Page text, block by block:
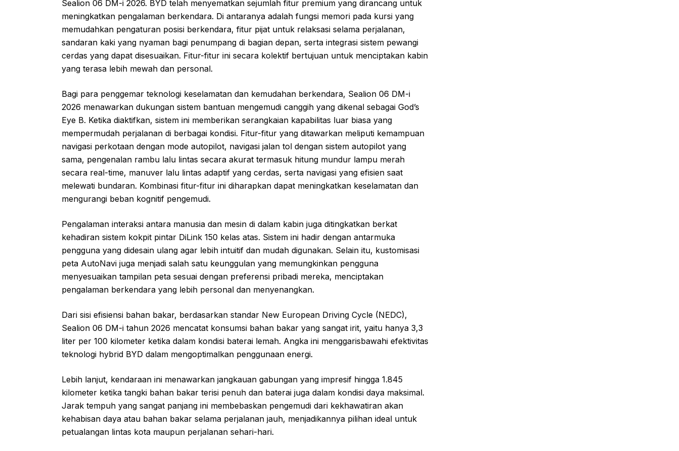
Sealion 06 DM-i 2026. BYD telah menyematkan sejumlah fitur premium yang dirancang untuk
meningkatkan pengalaman berkendara. Di antaranya adalah fungsi memori pada kursi yang
memudahkan pengaturan posisi berkendara, fitur pijat untuk relaksasi selama perjalanan,
sandaran kaki yang nyaman bagi penumpang di bagian depan, serta integrasi sistem pewangi
cerdas yang dapat disesuaikan. Fitur-fitur ini secara kolektif bertujuan untuk menciptakan kabin
yang terasa lebih mewah dan personal.
Bagi para penggemar teknologi keselamatan dan kemudahan berkendara, Sealion 06 DM-i
2026 menawarkan dukungan sistem bantuan mengemudi canggih yang dikenal sebagai God’s
Eye B. Ketika diaktifkan, sistem ini memberikan serangkaian kapabilitas luar biasa yang
mempermudah perjalanan di berbagai kondisi. Fitur-fitur yang ditawarkan meliputi kemampuan
navigasi perkotaan dengan mode autopilot, navigasi jalan tol dengan sistem autopilot yang
sama, pengenalan rambu lalu lintas secara akurat termasuk hitung mundur lampu merah
secara real-time, manuver lalu lintas adaptif yang cerdas, serta navigasi yang efisien saat
melewati bundaran. Kombinasi fitur-fitur ini diharapkan dapat meningkatkan keselamatan dan
mengurangi beban kognitif pengemudi.
Pengalaman interaksi antara manusia dan mesin di dalam kabin juga ditingkatkan berkat
kehadiran sistem kokpit pintar DiLink 150 kelas atas. Sistem ini hadir dengan antarmuka
pengguna yang didesain ulang agar lebih intuitif dan mudah digunakan. Selain itu, kustomisasi
peta AutoNavi juga menjadi salah satu keunggulan yang memungkinkan pengguna
menyesuaikan tampilan peta sesuai dengan preferensi pribadi mereka, menciptakan
pengalaman berkendara yang lebih personal dan menyenangkan.
Dari sisi efisiensi bahan bakar, berdasarkan standar New European Driving Cycle (NEDC),
Sealion 06 DM-i tahun 2026 mencatat konsumsi bahan bakar yang sangat irit, yaitu hanya 3,3
liter per 100 kilometer ketika dalam kondisi baterai lemah. Angka ini menggarisbawahi efektivitas
teknologi hybrid BYD dalam mengoptimalkan penggunaan energi.
Lebih lanjut, kendaraan ini menawarkan jangkauan gabungan yang impresif hingga 1.845
kilometer ketika tangki bahan bakar terisi penuh dan baterai juga dalam kondisi daya maksimal.
Jarak tempuh yang sangat panjang ini membebaskan pengemudi dari kekhawatiran akan
kehabisan daya atau bahan bakar selama perjalanan jauh, menjadikannya pilihan ideal untuk
petualangan lintas kota maupun perjalanan sehari-hari.